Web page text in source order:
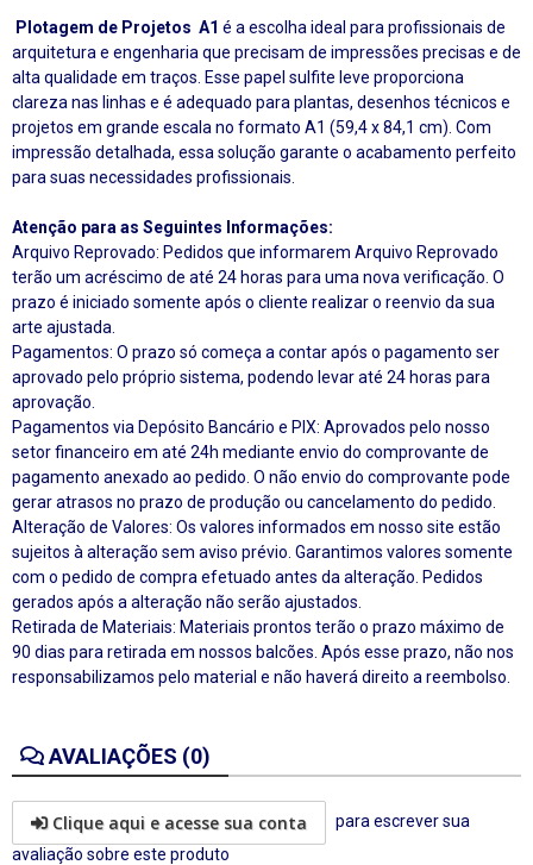
Plotagem de Projetos A1 é a escolha ideal para profissionais de
arquitetura e engenharia que precisam de impressões precisas e de
alta qualidade em traços. Esse papel sulfite leve proporciona
clareza nas linhas e é adequado para plantas, desenhos técnicos e
projetos em grande escala no formato A1 (59,4 x 84,1 cm). Com
impressão detalhada, essa solução garante o acabamento perfeito
para suas necessidades profissionais.
Atenção para as Seguintes Informações:
Arquivo Reprovado: Pedidos que informarem Arquivo Reprovado
terão um acréscimo de até 24 horas para uma nova verificação. O
prazo é iniciado somente após o cliente realizar o reenvio da sua
arte ajustada.
Pagamentos: O prazo só começa a contar após o pagamento ser
aprovado pelo próprio sistema, podendo levar até 24 horas para
aprovação.
Pagamentos via Depósito Bancário e PIX: Aprovados pelo nosso
setor financeiro em até 24h mediante envio do comprovante de
pagamento anexado ao pedido. O não envio do comprovante pode
gerar atrasos no prazo de produção ou cancelamento do pedido.
Alteração de Valores: Os valores informados em nosso site estão
sujeitos à alteração sem aviso prévio. Garantimos valores somente
com o pedido de compra efetuado antes da alteração. Pedidos
gerados após a alteração não serão ajustados.
Retirada de Materiais: Materiais prontos terão o prazo máximo de
90 dias para retirada em nossos balcões. Após esse prazo, não nos
responsabilizamos pelo material e não haverá direito a reembolso.
AVALIAÇÕES (0)
Clique aqui e acesse sua conta
para escrever sua
avaliação sobre este produto